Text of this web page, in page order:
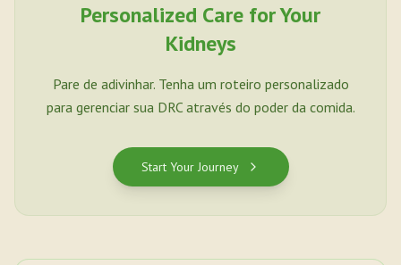
Personalized Care for Your
Kidneys
Pare de adivinhar. Tenha um roteiro personalizado
para gerenciar sua DRC através do poder da comida.
Start Your Journey